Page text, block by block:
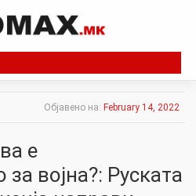
Објавено на: February 14, 2022
е
војна?: Руската